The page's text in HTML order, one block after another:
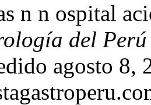
n n ospital
del Perú
agosto 8,